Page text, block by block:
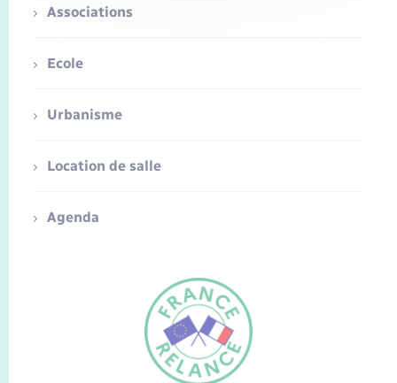
FR
Associations
Ecole
Urbanisme
Location de salle
Agenda